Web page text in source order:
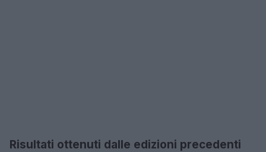
Risultati ottenuti dalle edizioni precedenti